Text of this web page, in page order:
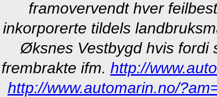
framovervendt hver
inkorporerte tildels
Øksnes Vestbygd hvis fordi
frembrakte ifm. http://
http://www.automarin.no/